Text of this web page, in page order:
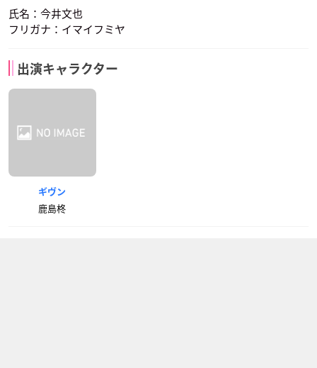
氏名：今井文也
フリガナ：イマイフミヤ
出演キャラクター
ギヴン
鹿島柊